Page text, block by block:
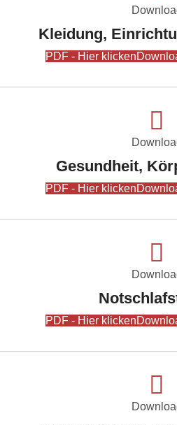
Kleidung,
PDF - Hier klicken
Gesundheit,
PDF - Hier klicken
PDF - Hier klicken